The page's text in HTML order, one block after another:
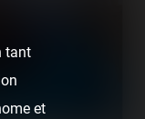
tant
et